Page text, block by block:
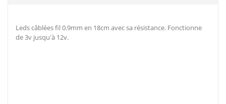
Leds câblées fil 0.9mm en 18cm avec sa résistance. Fonctionne
de 3v jusqu'à 12v.